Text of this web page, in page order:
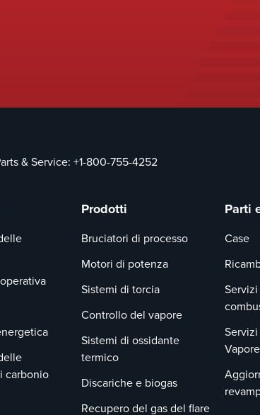
& Service: +1-800-755-4252
carbonio
Prodotti
Bruciatori di processo
Motori di potenza
Sistemi di torcia
Controllo del vapore
Sistemi di ossidante
termico
Discariche e biogas
Recupero del gas del flare
Parti
Case